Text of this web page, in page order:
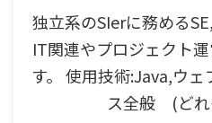
独立系のSIerに務める
IT関連やプロジェクト
す。 使用技術:Java,ウ
ス全般 (どれ